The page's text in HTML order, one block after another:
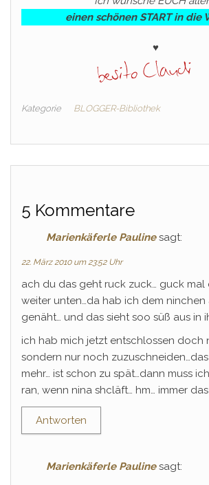
einen schönen START in die
♥
Kategorie BLOGGER-Bibliothek
5 Kommentare
Marienkäferle Pauline sagt:
22. März 2010 um 23:52 Uhr
ach du das geht ruck zuck… guck mal
weiter unten…da hab ich dem ninchen
genäht… und das sieht soo süß aus in
ich hab mich jetzt entschlossen doch
sondern nur noch
mehr… ist schon zu spät…dann muss
ran, wenn nina shcläft… hm… immer
Antworten
Marienkäferle Pauline sagt: